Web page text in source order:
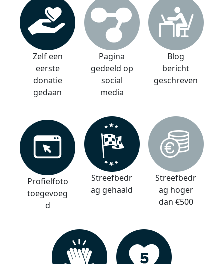
Zelf een
eerste
donatie
gedaan
Pagina
gedeeld op
social
media
Blog
bericht
geschreven
Profielfoto
toegevoeg
d
Streefbedr
ag gehaald
Streefbedr
ag hoger
dan €500